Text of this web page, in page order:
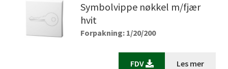
Symbolvippe nøkkel m/fjær
hvit
Forpakning: 1/20/200
FDV Les mer